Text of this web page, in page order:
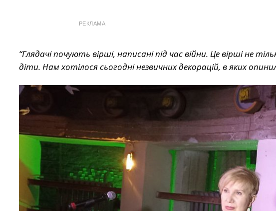
РЕКЛАМА
“Глядачі почують вірші, написані під час війни. Це вірші не
діти. Нам хотілося сьогодні незвичних декорацій, в яких